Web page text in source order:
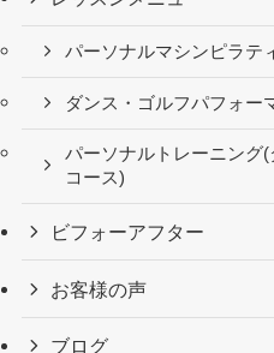
パーソナルマシンピラテ
ダンス・ゴルフパフォー
パーソナルトレーニング
コース)
ビフォーアフター
お客様の声
ブログ